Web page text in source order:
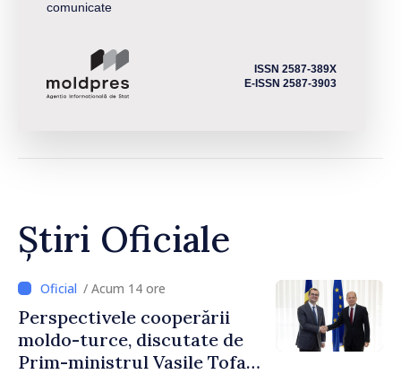
comunicate
ISSN 2587-389X
E-ISSN 2587-3903
Știri Oficiale
/ Acum 14 ore
Perspectivele cooperării
moldo-turce, discutate de
Prim-ministrul Vasile Tofan